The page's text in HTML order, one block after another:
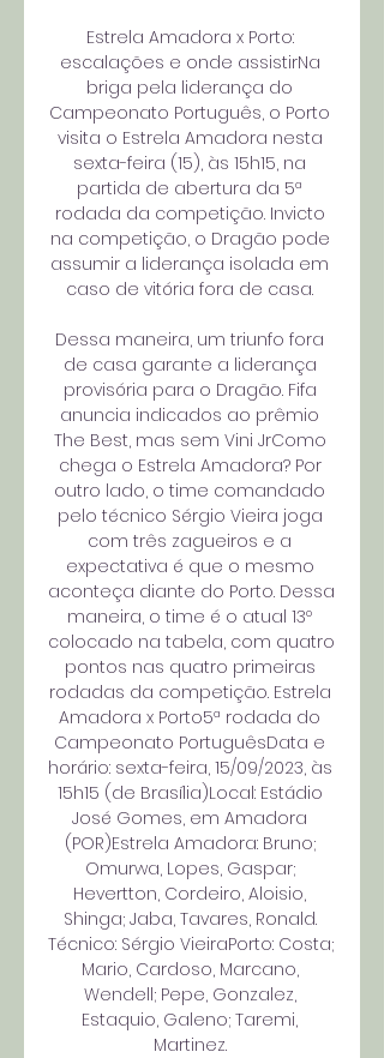
Estrela Amadora x Porto:
escalações e onde assistirNa
briga pela liderança do
Campeonato Português, o Porto
visita o Estrela Amadora nesta
sexta-feira (15), às 15h15, na
partida de abertura da 5ª
rodada da competição. Invicto
na competição, o Dragão pode
assumir a liderança isolada em
caso de vitória fora de casa.
Dessa maneira, um triunfo fora
de casa garante a liderança
provisória para o Dragão. Fifa
anuncia indicados ao prêmio
The Best, mas sem Vini JrComo
chega o Estrela Amadora? Por
outro lado, o time comandado
pelo técnico Sérgio Vieira joga
com três zagueiros e a
expectativa é que o mesmo
aconteça diante do Porto. Dessa
maneira, o time é o atual 13º
colocado na tabela, com quatro
pontos nas quatro primeiras
rodadas da competição. Estrela
Amadora x Porto5ª rodada do
Campeonato PortuguêsData e
horário: sexta-feira, 15/09/2023, às
15h15 (de Brasília)Local: Estádio
José Gomes, em Amadora
(POR)Estrela Amadora: Bruno;
Omurwa, Lopes, Gaspar;
Hevertton, Cordeiro, Aloisio,
Shinga; Jaba, Tavares, Ronald.
Técnico: Sérgio VieiraPorto: Costa;
Mario, Cardoso, Marcano,
Wendell; Pepe, Gonzalez,
Estaquio, Galeno; Taremi,
Martinez.